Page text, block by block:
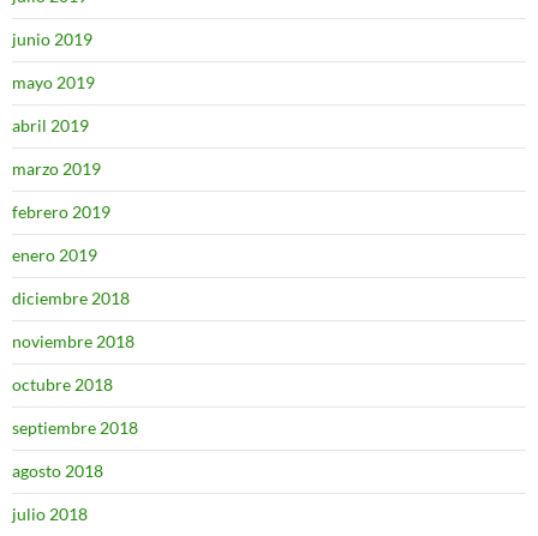
junio 2019
mayo 2019
abril 2019
marzo 2019
febrero 2019
enero 2019
diciembre 2018
noviembre 2018
octubre 2018
septiembre 2018
agosto 2018
julio 2018